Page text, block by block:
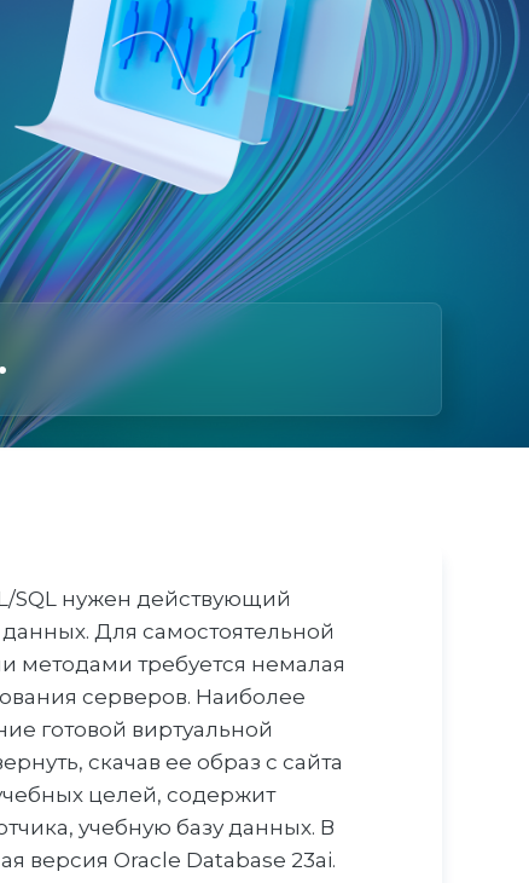
SQL нужен действующий
Для самостоятельной
методами требуется немалая
серверов. Наиболее
готовой виртуальной
скачав ее образ с сайта
целей, содержит
учебную базу данных. В
версия Oracle Database 23ai.